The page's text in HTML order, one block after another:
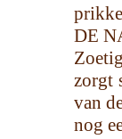
DE
zorgt
van
nog